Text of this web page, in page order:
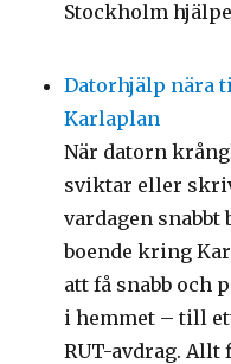
Stockholm
Datorhjälp nära
Karlaplan
När datorn
sviktar eller
vardagen
boende kring
att få snabb och
i hemmet – till
RUT-avdrag.